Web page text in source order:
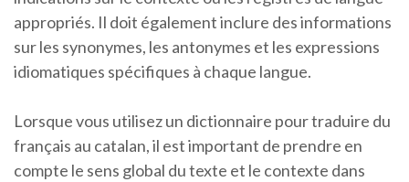
appropriés. Il doit également inclure des informations
sur les synonymes, les antonymes et les expressions
idiomatiques spécifiques à chaque langue.
Lorsque vous utilisez un dictionnaire pour traduire du
français au catalan, il est important de prendre en
compte le sens global du texte et le contexte dans